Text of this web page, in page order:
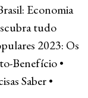
Economia
tudo
2023: Os
Benefício•
Saber•